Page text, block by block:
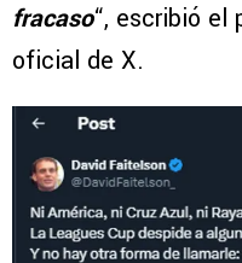
fracaso“, escribió el
oficial de X.